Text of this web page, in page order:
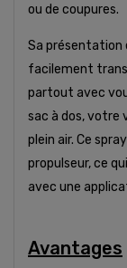
ou de coupures.
Sa présentation
facilement
partout avec
sac à dos, votre
plein air. Ce
propulseur, ce
avec une
Avantages